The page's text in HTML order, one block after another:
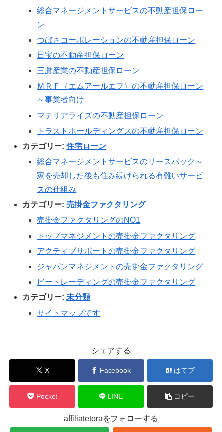
総合マネージメントサービスの不動産担保ロー
ン
つばさコーポレーションの不動産担保ローン
日宝の不動産担保ローン
三鷹産業の不動産担保ローン
ＭＲＦ（エムアールエフ）の不動産担保ローン
～事業者向け
マテリアライズの不動産担保ローン
トラストホールディングスの不動産担保ローン
カテゴリー:住宅ローン
総合マネージメントサービスのリースバック～
家を売却した後も住み続けられる有難いサービ
スの仕組み
カテゴリー:売掛金ファクタリング
売掛金ファクタリングのNO1
トップマネジメントの売掛金ファクタリング
アクティブサポートの売掛金ファクタリング
ジャパンマネジメントの売掛金ファクタリング
ビートレーディングの売掛金ファクタリング
カテゴリー:未分類
サイトマップです
シェアする
X Facebook はてブ
Pocket LINE コピー
affiliatetoraをフォローする